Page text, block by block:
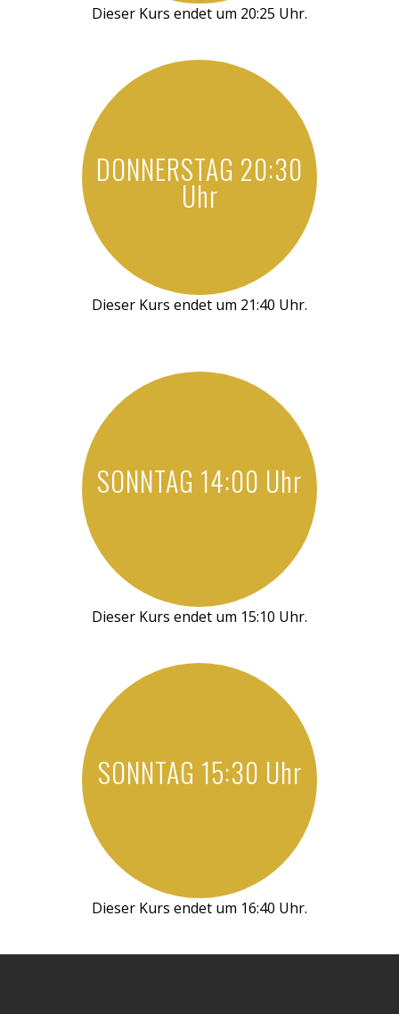
Dieser Kurs endet um 20:25 Uhr.
DONNERSTAG 20:30
Uhr
Dieser Kurs endet um 21:40 Uhr.
SONNTAG 14:00 Uhr
Dieser Kurs endet um 15:10 Uhr.
SONNTAG 15:30 Uhr
Dieser Kurs endet um 16:40 Uhr.